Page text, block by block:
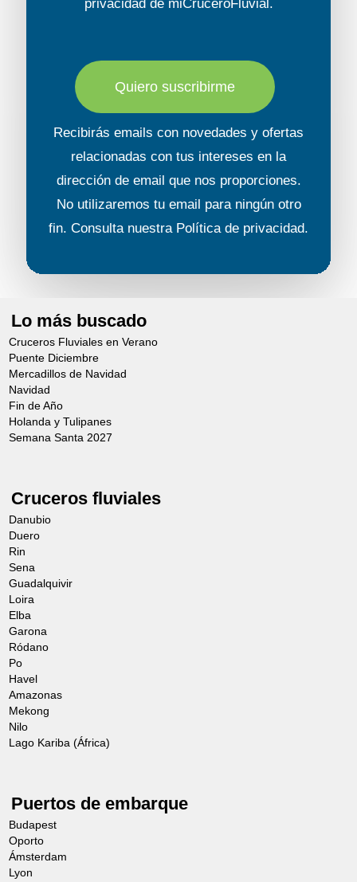
privacidad de miCruceroFluvial.
Quiero suscribirme
Recibirás emails con novedades y ofertas
relacionadas con tus intereses en la
dirección de email que nos proporciones.
No utilizaremos tu email para ningún otro
fin. Consulta nuestra Política de privacidad.
Lo más buscado
Cruceros Fluviales en Verano
Puente Diciembre
Mercadillos de Navidad
Navidad
Fin de Año
Holanda y Tulipanes
Semana Santa 2027
Cruceros fluviales
Danubio
Duero
Rin
Sena
Guadalquivir
Loira
Elba
Garona
Ródano
Po
Havel
Amazonas
Mekong
Nilo
Lago Kariba (África)
Puertos de embarque
Budapest
Oporto
Ámsterdam
Lyon